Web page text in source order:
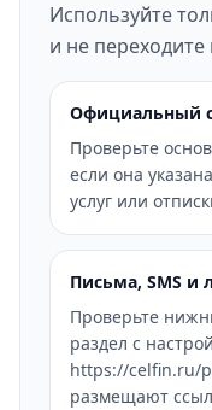
Используйте
и не
Официальный
Проверьте
если она
услуг или
Письма, SMS и
Проверьте
раздел с
https://celfin.ru/
размещают